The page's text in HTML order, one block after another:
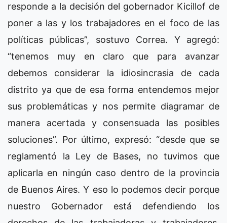
responde a la decisión del gobernador Kicillof de
poner a las y los trabajadores en el foco de las
políticas públicas”, sostuvo Correa. Y agregó:
“tenemos muy en claro que para avanzar
debemos considerar la idiosincrasia de cada
distrito ya que de esa forma entendemos mejor
sus problemáticas y nos permite diagramar de
manera acertada y consensuada las posibles
soluciones”. Por último, expresó: “desde que se
reglamentó la Ley de Bases, no tuvimos que
aplicarla en ningún caso dentro de la provincia
de Buenos Aires. Y eso lo podemos decir porque
nuestro Gobernador está defendiendo los